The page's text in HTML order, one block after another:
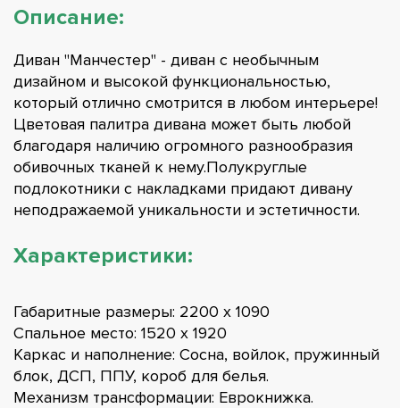
Описание:
Диван "Манчестер" - диван с необычным
дизайном и высокой функциональностью,
который отлично смотрится в любом интерьере!
Цветовая палитра дивана может быть любой
благодаря наличию огромного разнообразия
обивочных тканей к нему.Полукруглые
подлокотники с накладками придают дивану
неподражаемой уникальности и эстетичности.
Характеристики:
Габаритные размеры: 2200 х 1090
Спальное место: 1520 х 1920
Каркас и наполнение: Cосна, войлок, пружинный
блок, ДСП, ППУ, короб для белья.
Механизм трансформации: Еврокнижка.